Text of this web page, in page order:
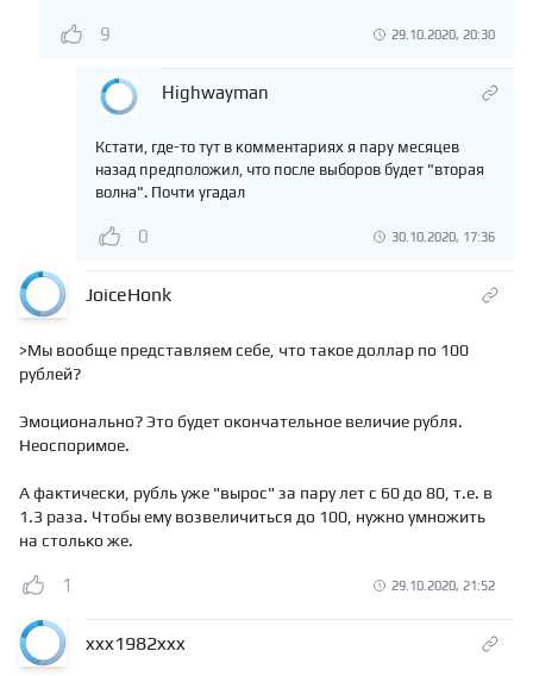
9 29.10.2020, 20:30
Highwayman
Кстати, где-то тут в комментариях я пару месяцев
назад предположил, что после выборов будет "вторая
волна". Почти угадал
0 30.10.2020, 17:36
JoiceHonk
>Мы вообще представляем себе, что такое доллар по 100
рублей?
Эмоционально? Это будет окончательное величие рубля.
Неоспоримое.
А фактически, рубль уже "вырос" за пару лет с 60 до 80, т.е. в
1.3 раза. Чтобы ему возвеличиться до 100, нужно умножить
на столько же.
1 29.10.2020, 21:52
xxx1982xxx